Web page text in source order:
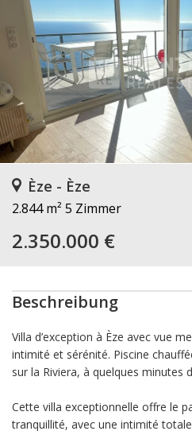
Èze - Èze
2.844 m² 5 Zimmer
2.350.000 €
Beschreibung
Villa d’exception à Èze avec vue
intimité et sérénité. Piscine
sur la Riviera, à quelques minutes
Cette villa exceptionnelle offre le
tranquillité, avec une intimité